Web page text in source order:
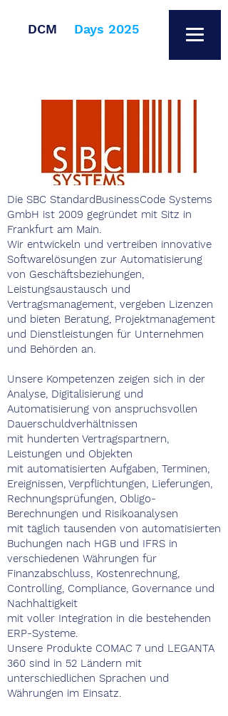
DCM Days 2025
Die SBC StandardBusinessCode Systems
GmbH ist 2009 gegründet mit Sitz in
Frankfurt am Main.
Wir entwickeln und vertreiben innovative
Softwarelösungen zur Automatisierung
von Geschäftsbeziehungen,
Leistungsaustausch und
Vertragsmanagement, vergeben Lizenzen
und bieten Beratung, Projektmanagement
und Dienstleistungen für Unternehmen
und Behörden an.
Unsere Kompetenzen zeigen sich in der
Analyse, Digitalisierung und
Automatisierung von anspruchsvollen
Dauerschuldverhältnissen
mit hunderten Vertragspartnern,
Leistungen und Objekten
mit automatisierten Aufgaben, Terminen,
Ereignissen, Verpflichtungen, Lieferungen,
Rechnungsprüfungen, Obligo-
Berechnungen und Risikoanalysen
mit täglich tausenden von automatisierten
Buchungen nach HGB und IFRS in
verschiedenen Währungen für
Finanzabschluss, Kostenrechnung,
Controlling, Compliance, Governance und
Nachhaltigkeit
mit voller Integration in die bestehenden
ERP-Systeme.
Unsere Produkte COMAC 7 und LEGANTA
360 sind in 52 Ländern mit
unterschiedlichen Sprachen und
Währungen im Einsatz.